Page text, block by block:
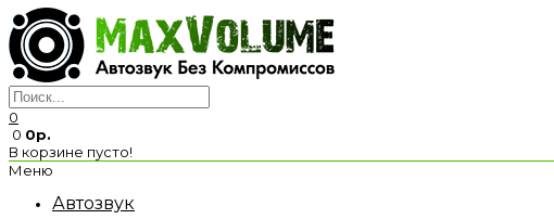
0
0 0р.
В корзине пусто!
Меню
Автозвук